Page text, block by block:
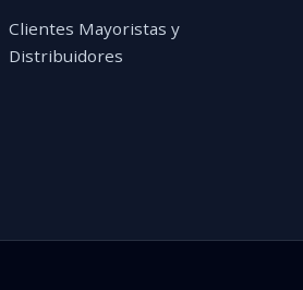
Clientes Mayoristas y
Distribuidores